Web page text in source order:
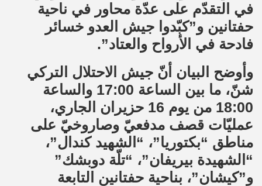
في التقدّم على عدّة محاور في ناحية
حفتانين و”كبّدوا جيش العدو خسائر
فادحة في الأرواح والعتاد”.
وأوضح البيان أنّ جيش الاحتلال التركي
شنّ، ما بين الساعة 17:00 والساعة
18:00 من يوم 16 حزيران الجاري،
عمليّات قصف مدفعيّ وصاروخيّ على
مناطق “بكتوريا”، “الشهيد كندال”،
“الشهيدة بيريفان”، “تلّة دوبشك”
و”كيشان”، بناحية حفتانين التابعة